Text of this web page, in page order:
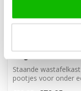
Wastafelkast
Staande
pootjes voor onder